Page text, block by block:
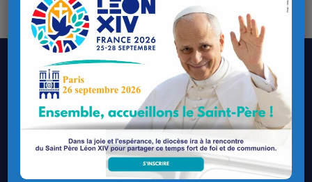
Le Diocèse de Quimper et Léon
Contacter le Diocèse
Contacter ma Paroisse
Contacter un service
Contacter une permanence